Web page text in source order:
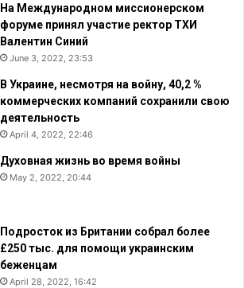
На Международном миссионерском
форуме принял участие ректор ТХИ
Валентин Синий
June 3, 2022, 23:53
В Украине, несмотря на войну, 40,2 %
коммерческих компаний сохранили свою
деятельность
April 4, 2022, 22:46
Духовная жизнь во время войны
May 2, 2022, 20:44
Подросток из Британии собрал более
£250 тыс. для помощи украинским
беженцам
April 28, 2022, 16:42